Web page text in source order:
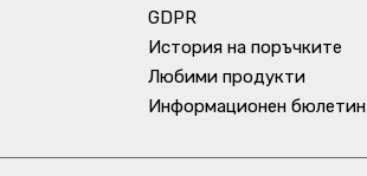
GDPR
История на поръчките
Любими продукти
Информационен бюлетин